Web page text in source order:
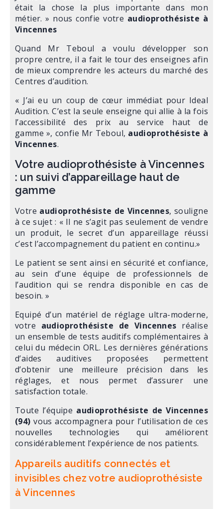
était la chose la plus importante dans mon
métier. » nous confie votre audioprothésiste à
Vincennes
Quand Mr Teboul a voulu développer son
propre centre, il a fait le tour des enseignes afin
de mieux comprendre les acteurs du marché des
Centres d’audition.
« J’ai eu un coup de cœur immédiat pour Ideal
Audition. C’est la seule enseigne qui allie à la fois
l’accessibilité des prix au service haut de
gamme », confie Mr Teboul, audioprothésiste à
Vincennes.
Votre audioprothésiste à Vincennes
: un suivi d’appareillage haut de
gamme
Votre audioprothésiste de Vincennes, souligne
à ce sujet : « Il ne s’agit pas seulement de vendre
un produit, le secret d’un appareillage réussi
c’est l’accompagnement du patient en continu.»
Le patient se sent ainsi en sécurité et confiance,
au sein d’une équipe de professionnels de
l’audition qui se rendra disponible en cas de
besoin. »
Equipé d’un matériel de réglage ultra-moderne,
votre audioprothésiste de Vincennes réalise
un ensemble de tests auditifs complémentaires à
celui du médecin ORL. Les dernières générations
d’aides auditives proposées permettent
d’obtenir une meilleure précision dans les
réglages, et nous permet d’assurer une
satisfaction totale.
Toute l’équipe audioprothésiste de Vincennes
(94) vous accompagnera pour l’utilisation de ces
nouvelles technologies qui améliorent
considérablement l’expérience de nos patients.
Appareils auditifs connectés et
invisibles chez votre audioprothésiste
à Vincennes